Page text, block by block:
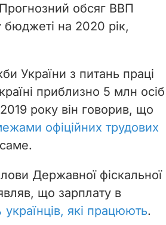
обсяг ВВП
на 2020 рік,
України з питань праці
приблизно 5 млн осіб
року він говорив, що
офіційних трудових
Державної фіскальної
що зарплату в
які працюють.